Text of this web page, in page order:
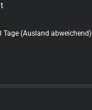
Tage (Ausland abweichend)